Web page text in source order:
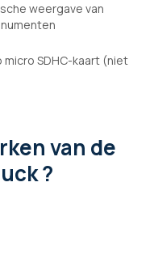
weergave van
SDHC-kaart (niet
van de
?